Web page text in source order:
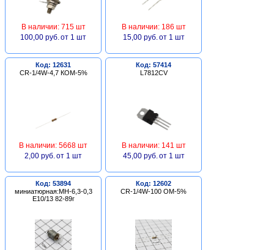
В наличии: 715 шт
100,00 руб. от 1 шт
В наличии: 186 шт
15,00 руб. от 1 шт
Код: 12631
CR-1/4W-4,7 КОМ-5%
В наличии: 5668 шт
2,00 руб. от 1 шт
Код: 57414
L7812CV
В наличии: 141 шт
45,00 руб. от 1 шт
Код: 53894
миниатюрная:МН-6,3-0,3
Е10/13 82-89г
Код: 12602
CR-1/4W-100 ОМ-5%